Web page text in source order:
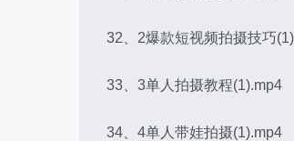
32、2爆款短视频拍摄技巧
33、3单人拍摄教程(1).mp4
34、4单人带娃拍摄(1).mp4